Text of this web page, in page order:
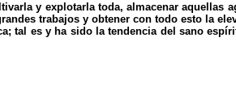
y explotarla toda, almacenar aquellas
trabajos y obtener con todo esto la
tal es y ha sido la tendencia del sano